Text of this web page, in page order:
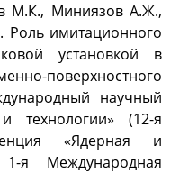
М.К., Миниязов А.Ж.,
Роль имитационного
установкой в
поверхностного
научный
технологии» (12-я
«Ядерная и
я Международная